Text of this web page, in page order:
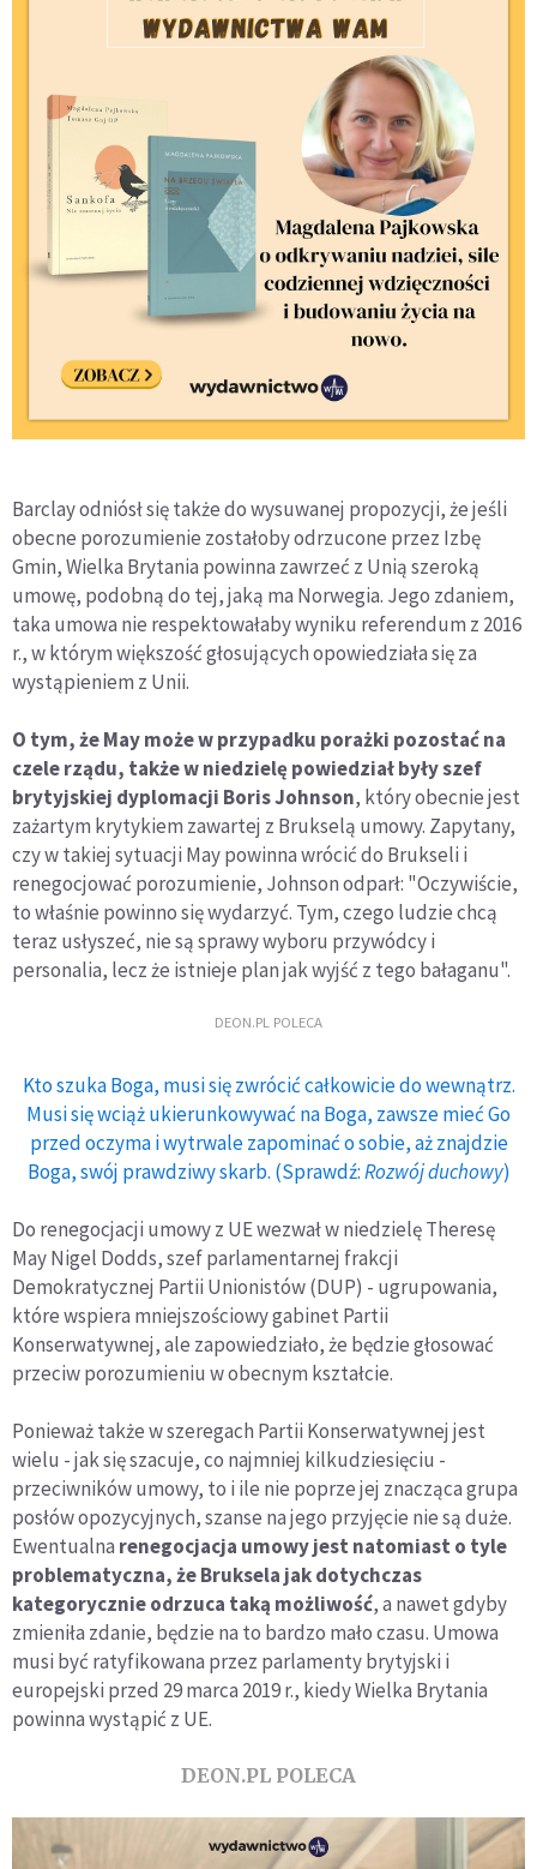
Barclay odniósł się także do wysuwanej propozycji, że jeśli
obecne porozumienie zostałoby odrzucone przez Izbę
Gmin, Wielka Brytania powinna zawrzeć z Unią szeroką
umowę, podobną do tej, jaką ma Norwegia. Jego zdaniem,
taka umowa nie respektowałaby wyniku referendum z 2016
r., w którym większość głosujących opowiedziała się za
wystąpieniem z Unii.
O tym, że May może w przypadku porażki pozostać na
czele rządu, także w niedzielę powiedział były szef
brytyjskiej dyplomacji Boris Johnson, który obecnie jest
zażartym krytykiem zawartej z Brukselą umowy. Zapytany,
czy w takiej sytuacji May powinna wrócić do Brukseli i
renegocjować porozumienie, Johnson odparł: "Oczywiście,
to właśnie powinno się wydarzyć. Tym, czego ludzie chcą
teraz usłyszeć, nie są sprawy wyboru przywódcy i
personalia, lecz że istnieje plan jak wyjść z tego bałaganu".
DEON.PL POLECA
Kto szuka Boga, musi się zwrócić całkowicie do wewnątrz.
Musi się wciąż ukierunkowywać na Boga, zawsze mieć Go
przed oczyma i wytrwale zapominać o sobie, aż znajdzie
Boga, swój prawdziwy skarb. (Sprawdź:Rozwój duchowy)
Do renegocjacji umowy z UE wezwał w niedzielę Theresę
May Nigel Dodds, szef parlamentarnej frakcji
Demokratycznej Partii Unionistów (DUP) - ugrupowania,
które wspiera mniejszościowy gabinet Partii
Konserwatywnej, ale zapowiedziało, że będzie głosować
przeciw porozumieniu w obecnym kształcie.
Ponieważ także w szeregach Partii Konserwatywnej jest
wielu - jak się szacuje, co najmniej kilkudziesięciu -
przeciwników umowy, to i ile nie poprze jej znacząca grupa
posłów opozycyjnych, szanse na jego przyjęcie nie są duże.
Ewentualna renegocjacja umowy jest natomiast o tyle
problematyczna, że Bruksela jak dotychczas
kategorycznie odrzuca taką możliwość, a nawet gdyby
zmieniła zdanie, będzie na to bardzo mało czasu. Umowa
musi być ratyfikowana przez parlamenty brytyjski i
europejski przed 29 marca 2019 r., kiedy Wielka Brytania
powinna wystąpić z UE.
DEON.PL POLECA